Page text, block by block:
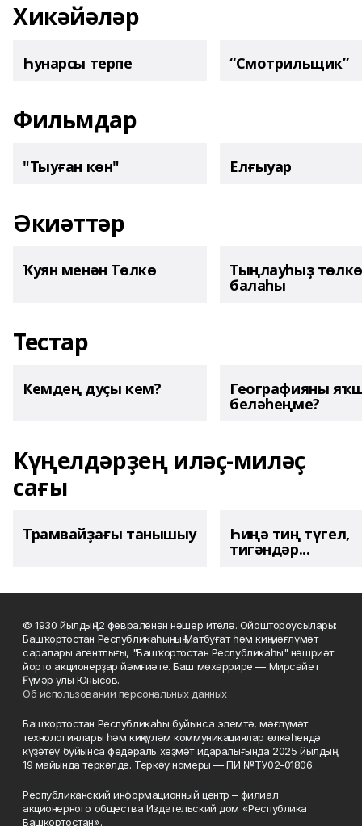
Хикәйәләр
Һунарсы терпе “Смотрильщик”
Фильмдар
"Тыуған көн" Елғыуар
Әкиәттәр
Ҡуян менән Төлкө Тыңлауһыҙ төлкө
балаһы
Тестар
Кемдең дуҫы кем? Географияны
беләһеңме?
Күңелдәрҙең иләҫ-миләҫ
сағы
Трамвайҙағы танышыу Һиңә тиң түгел,
тигәндәр...
© 1930 йылдың 12 февраленән нәшер ителә. Ойоштороусылары:
Башҡортостан Республикаһының Матбуғат һәм киң мәғлүмәт
саралары агентлығы, "Башҡортостан Республикаһы" нәшриәт
йорто акционерҙар йәмғиәте. Баш мөхәррире — Мирсәйет
Ғүмәр улы Юнысов.
Об использовании персональных данных
Башҡортостан Республикаһы буйынса элемтә, мәғлүмәт
технологиялары һәм киңкүләм коммуникациялар өлкәһендә
күҙәтеү буйынса федераль хеҙмәт идаралығында 2025 йылдың
19 майында теркәлде. Теркәү номеры — ПИ №ТУ02-01806.
Республиканский информационный центр – филиал
акционерного общества Издательский дом «Республика
Башкортостан».